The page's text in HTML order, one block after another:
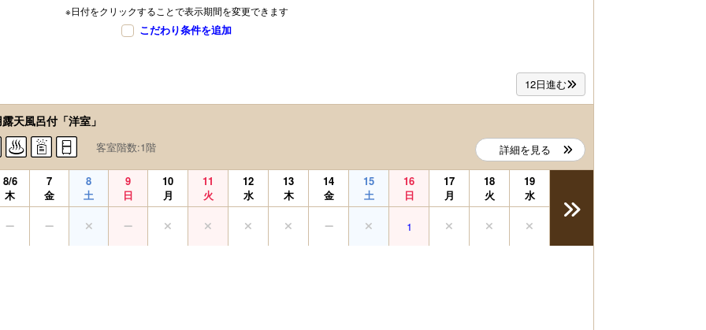
※日付をクリックすることで表示期間を変更できます
こだわり条件を追加
12日進む
天風呂付「洋室」
客室階数:1階 詳細を見る
8/6
木
7
金
8
土
9
日
10
月
11
火
12
水
13
木
14
金
15
土
16
日
17
月
18
火
19
水
1